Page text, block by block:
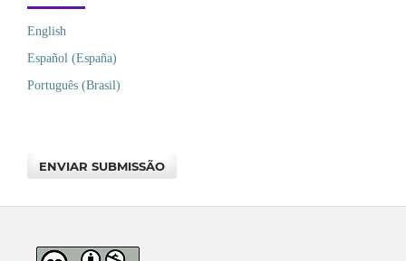
English
Español (España)
Português (Brasil)
ENVIAR SUBMISSÃO